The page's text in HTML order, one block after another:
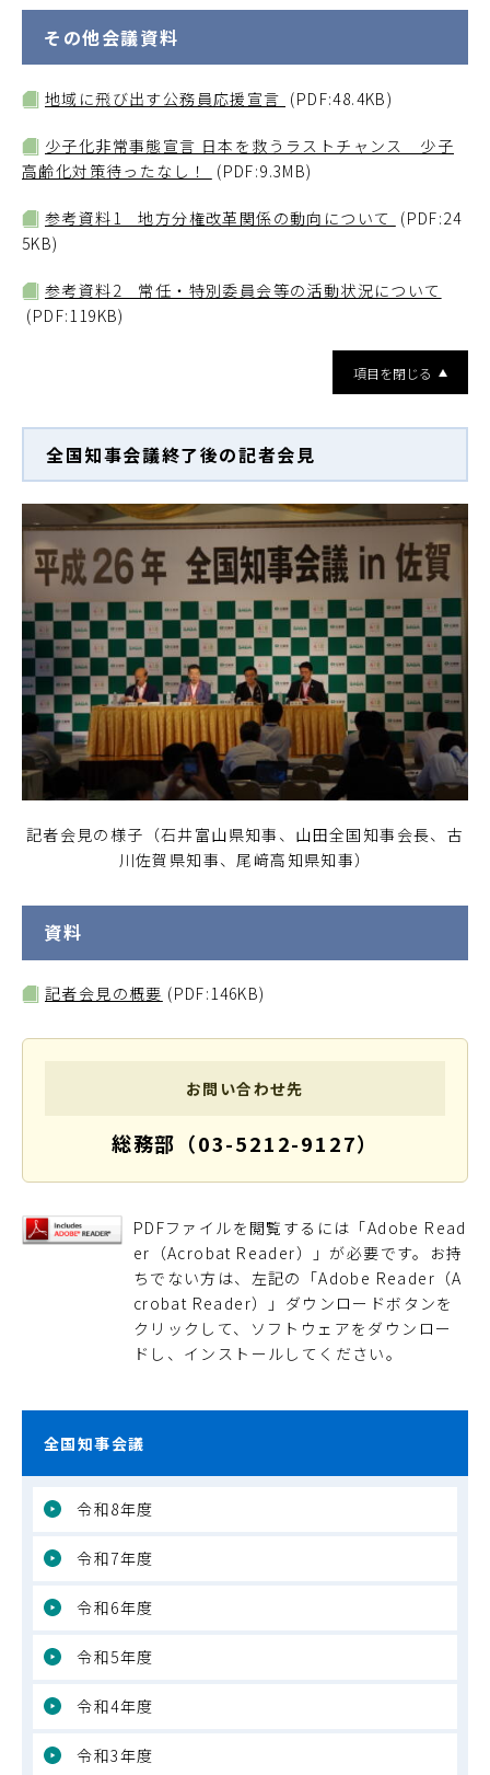
その他会議資料
地域に飛び出す公務員応援宣言 (PDF:48.4KB)
少子化非常事態宣言 日本を救うラストチャンス 少子
高齢化対策待ったなし！
(PDF:9.3MB)
参考資料1 地方分権改革関係の動向について
(PDF:24
5KB)
参考資料2 常任・特別委員会等の活動状況について
(PDF:119KB)
項目を閉じる
全国知事会議終了後の記者会見
記者会見の様子（石井富山県知事、山田全国知事会長、古
川佐賀県知事、尾﨑高知県知事）
資料
記者会見の概要 (PDF:146KB)
お問い合わせ先
総務部（03-5212-9127）
PDFファイルを閲覧するには「Adobe Read
er（Acrobat Reader）」が必要です。お持
ちでない方は、左記の「Adobe Reader（A
crobat Reader）」ダウンロードボタンを
クリックして、ソフトウェアをダウンロー
ドし、インストールしてください。
全国知事会議
令和8年度
令和7年度
令和6年度
令和5年度
令和4年度
令和3年度